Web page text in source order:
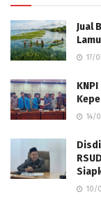
Jual
17/
14/
10/